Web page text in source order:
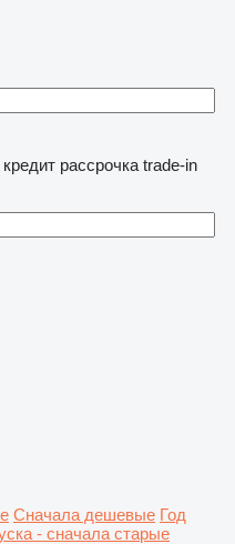
кредит рассрочка trade-in
Сначала дешевые Год
- сначала старые